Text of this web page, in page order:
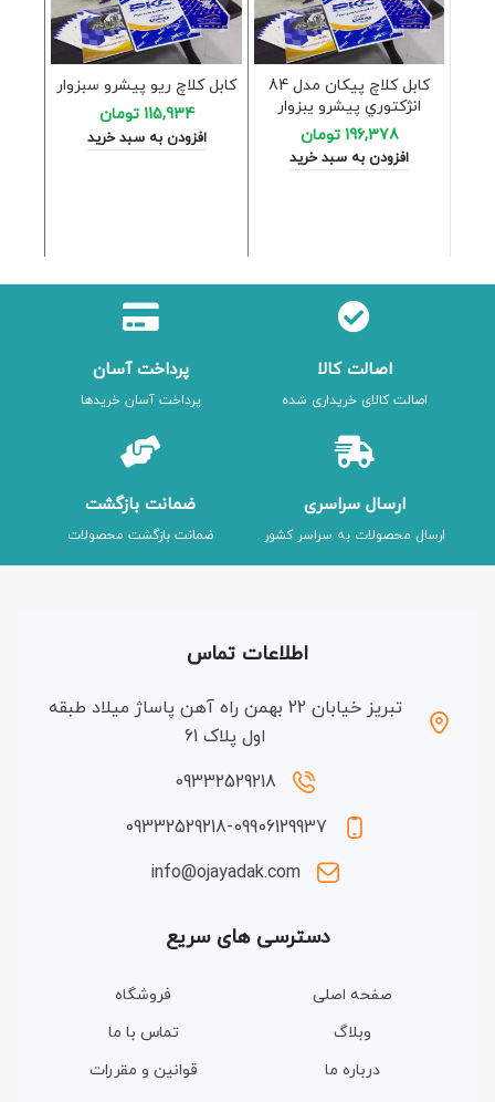
كابل كلاچ پيكان مدل 84
انژكتوري پیشرو یبزوار
196,378 تومان
افزودن به سبد خرید
كابل كلاچ ريو پیشرو سبزوار
115,934 تومان
افزودن به سبد خرید
اصالت کالا
اصالت کالای خریداری شده
پرداخت آسان
پرداخت آسان خریدها
ارسال سراسری
ارسال محصولات به سراسر کشور
ضمانت بازگشت
ضمانت بازگشت محصولات
اطلاعات تماس
تبریز خیابان 22 بهمن راه آهن پاساژ میلاد طبقه
اول پلاک 61
09332529218
09332529218-09906129937
info@ojayadak.com
دسترسی های سریع
صفحه اصلی
فروشگاه
وبلاگ
تماس با ما
درباره ما
قوانین و مقررات